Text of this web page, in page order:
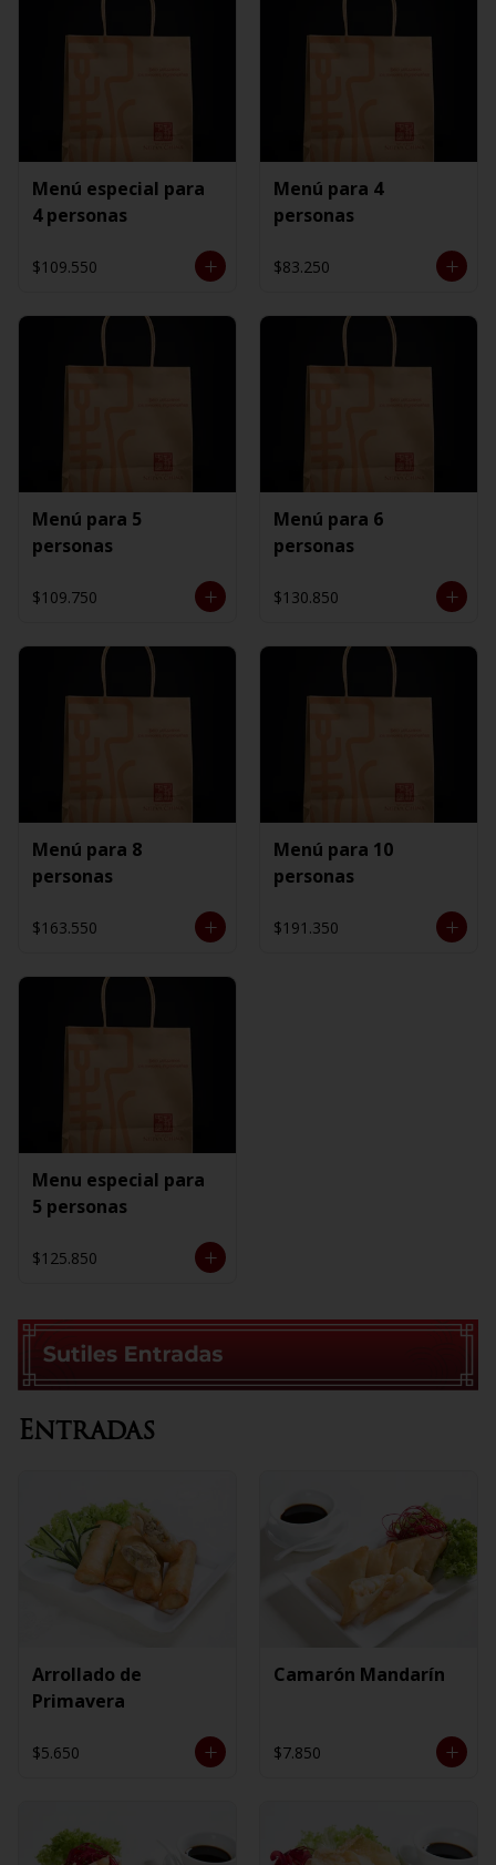
Menú especial para
4 personas
$109.550
Menú para 4
personas
$83.250
Menú para 5
personas
$109.750
Menú para 6
personas
$130.850
Menú para 8
personas
$163.550
Menú para 10
personas
$191.350
Menu especial para
5 personas
$125.850
Entradas
Arrollado de
Primavera
$5.650
Camarón Mandarín
$7.850